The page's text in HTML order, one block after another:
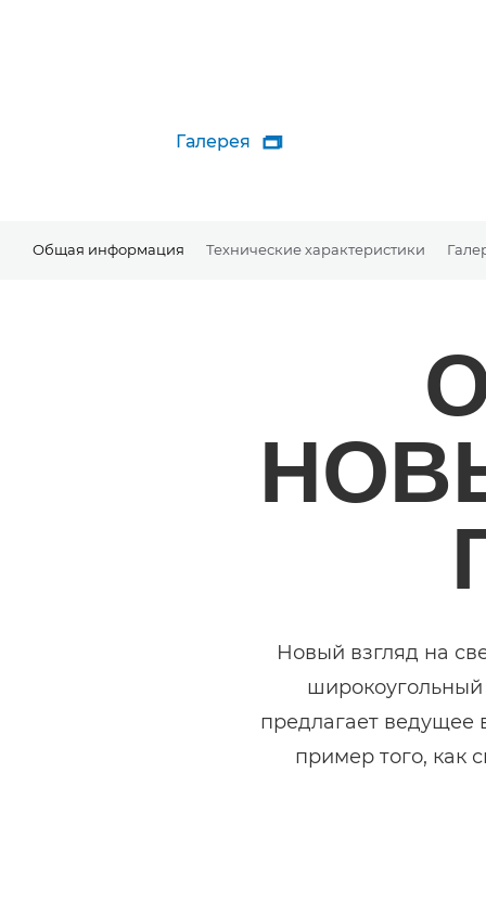
Галерея 
Общая информация Технические характеристики
Новый взгляд на
широкоугольный
предлагает ведущее
пример того, как